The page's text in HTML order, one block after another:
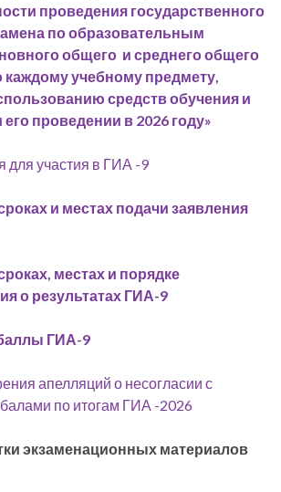
проведения государственного
по образовательным
общего и среднего общего
каждому учебному предмету,
средств обучения и
проведении в 2026 году»
для участия в ГИА -9
и местах подачи заявления
местах и порядке
о результатах ГИА-9
ГИА-9
апелляций о несогласии с
по итогам ГИА -2026
экзаменационных материалов